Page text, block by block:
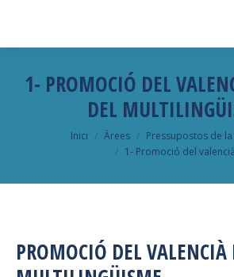
1- PROMOCIÓ DEL
DEL
You are here:
Inici Àrees
Pressupostos de
1- Promoció del
PROMOCIÓ DEL VALENCIÀ